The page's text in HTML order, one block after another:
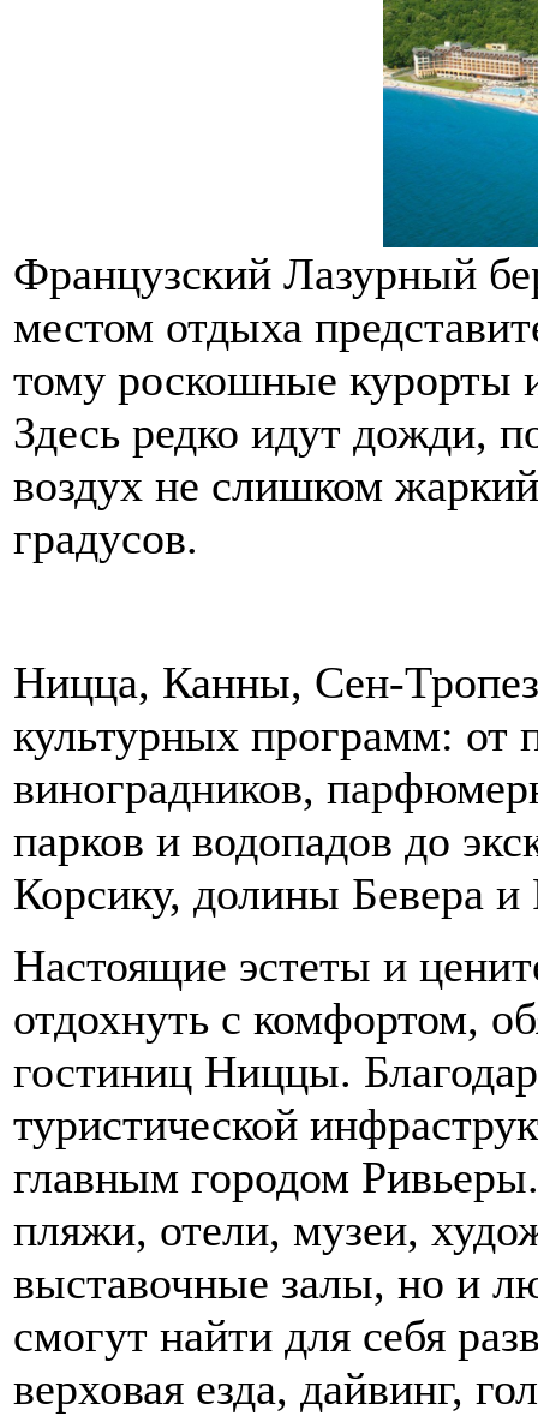
Французский Лазурный
местом отдыха
тому роскошные курорты
Здесь редко идут дожди,
воздух не слишком
градусов.
Ницца, Канны, Сен-Тропез
культурных программ: от
виноградников,
парков и водопадов до
Корсику, долины Бевера и
Настоящие эстеты и
отдохнуть с комфортом,
гостиниц Ниццы.
туристической
главным городом
пляжи, отели, музеи,
выставочные залы, но и
смогут найти для себя
верховая езда, дайвинг,